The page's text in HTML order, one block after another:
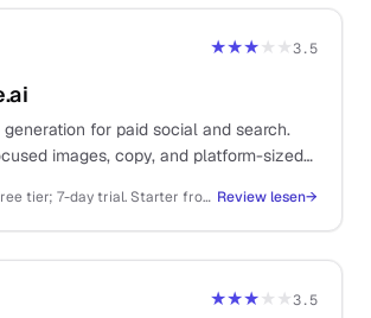
★★★★★3.5
for paid social and search.
images, copy, and platform-sized
No permanent free tier; 7-day trial. Starter from ~$29/mo, Premium ~$59/mo, Ultimate ~$149/mo, Scale higher. Review lesen→
★★★★★3.5